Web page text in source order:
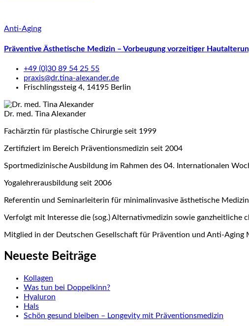
Anti-Aging
Präventive Ästhetische Medizin – Vorbeugung vorzeitiger
+49 (0)30 89 54 25 55
praxis@dr.tina-alexander.de
Frischlingssteig 4, 14195 Berlin
Dr. med. Tina Alexander
Fachärztin für plastische Chirurgie seit 1999
Zertifiziert im Bereich Präventionsmedizin seit 2004
Sportmedizinische Ausbildung im Rahmen des 04. Internationalen
Yogalehrerausbildung seit 2006
Referentin und Seminarleiterin für minimalinvasive ästhetische
Verfolgt mit Interesse die (sog.) Alternativmedizin sowie ganzheitliche
Mitglied in der Deutschen Gesellschaft für Prävention und Anti-Aging
Neueste Beiträge
Kollagen
Was tun bei Doppelkinn?
Hyaluron
Hals
Schön gesund bleiben – Longevity mit Präventionsmedizin